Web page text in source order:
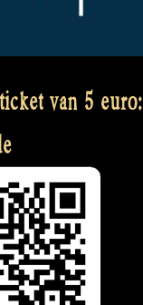
van 5 euro: